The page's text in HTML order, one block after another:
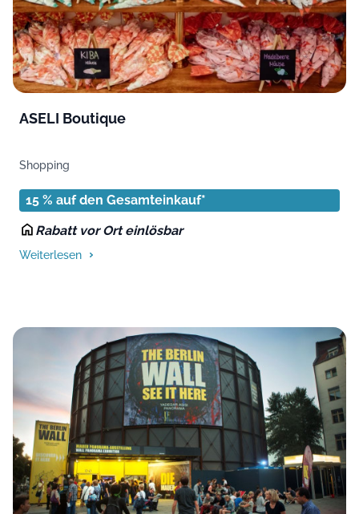
ASELI Boutique
Shopping
15 % auf den Gesamteinkauf*
Rabatt vor Ort einlösbar
Weiterlesen